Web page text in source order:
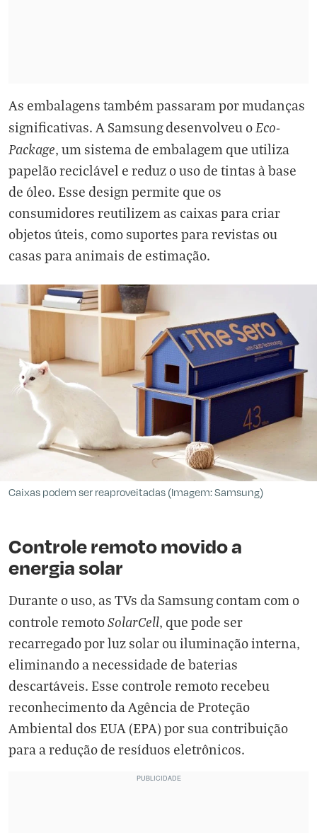
As embalagens também passaram por mudanças
significativas. A Samsung desenvolveu o Eco-
Package, um sistema de embalagem que utiliza
papelão reciclável e reduz o uso de tintas à base
de óleo. Esse design permite que os
consumidores reutilizem as caixas para criar
objetos úteis, como suportes para revistas ou
casas para animais de estimação.
Caixas podem ser reaproveitadas (Imagem: Samsung)
Controle remoto movido a
energia solar
Durante o uso, as TVs da Samsung contam com o
controle remotoSolarCell, que pode ser
recarregado por luz solar ou iluminação interna,
eliminando a necessidade de baterias
descartáveis. Esse controle remoto recebeu
reconhecimento da Agência de Proteção
Ambiental dos EUA (EPA) por sua contribuição
para a redução de resíduos eletrônicos.